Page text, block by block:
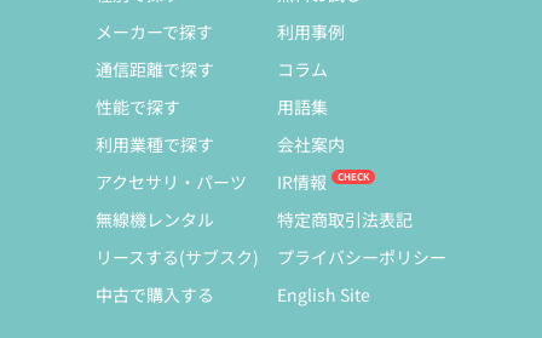
メーカーで探す
通信距離で探す
性能で探す
利用業種で探す
アクセサリ・パーツ
無線機レンタル
リースする(サブスク)
中古で購入する
利用事例
コラム
用語集
会社案内
IR情報
特定商取引法表記
プライバシーポリシー
English Site